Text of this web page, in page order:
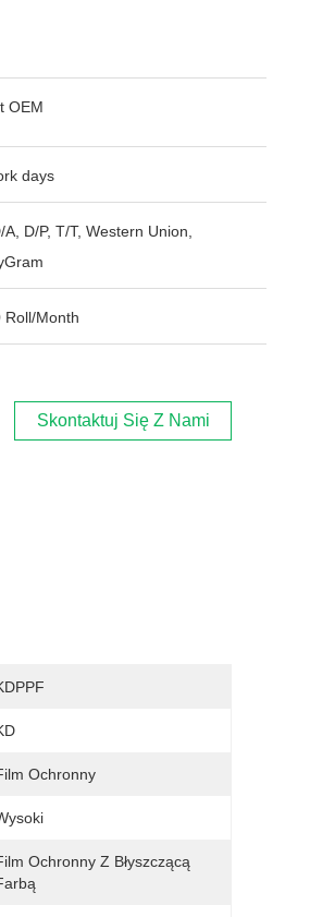
OEM
days
A, D/P, T/T, Western Union,
Roll/Month
Skontaktuj Się Z Nami
Ochronny
Ochronny Z Błyszczącą